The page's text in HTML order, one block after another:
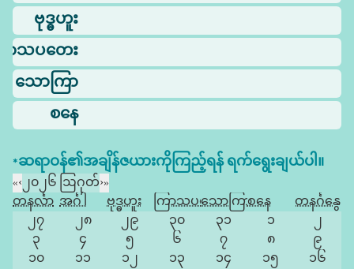
ဗုဒ္ဓဟူး
ာသပတေး
သောကြာ
စနေ
*ဆရာဝန်၏အချိန်ဇယားကိုကြည့်ရန် ရက်ရွေးချယ်ပါ။
«‹ ၂၀၂၆ ဩဂုတ်›»
တနင်္လာ အင်္ဂါ ဗုဒ္ဓဟူး ကြာသပတေးသောကြာစနေ
တနင်္ဂနွေ
၂၇
၂၈ ၂၉ ၃၀ ၃၁ ၁
၂
၃
၄ ၅ ၆ ၇ ၈
၉
၁၀
၁၁ ၁၂ ၁၃ ၁၄ ၁၅
၁၆